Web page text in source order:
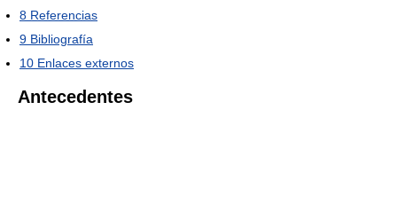
8 Referencias
9 Bibliografía
10 Enlaces externos
Antecedentes